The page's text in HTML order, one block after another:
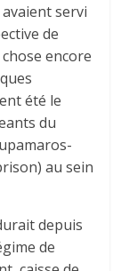
servi
de
encore
été le
du
au sein
depuis
de